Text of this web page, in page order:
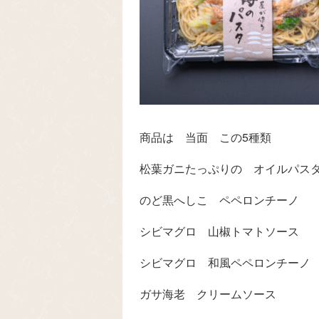
商品は 当面 この5種類
松葉ガニたっぷりの オイルパス
のど黒へしこ ペペロンチーノ
シビマグロ 山椒トマトソース
シビマグロ 和風ペペロンチーノ
ガサ海老 クリームソース